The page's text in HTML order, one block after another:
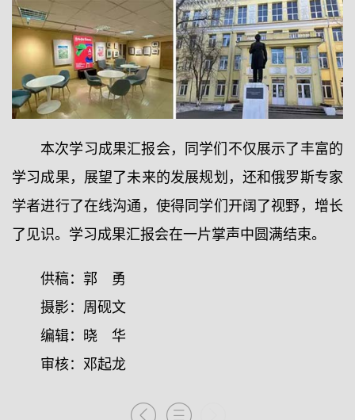
本次学习成果汇报会，同学们不仅展示了丰富的
学习成果，展望了未来的发展规划，还和俄罗斯专家
学者进行了在线沟通，使得同学们开阔了视野，增长
了见识。学习成果汇报会在一片掌声中圆满结束。
供稿：郭 勇
摄影：周砚文
编辑：晓 华
审核：邓起龙